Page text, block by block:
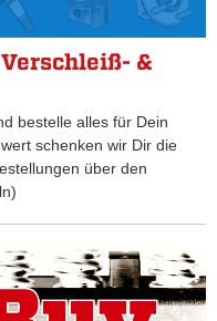
Verschleiß- &
bestelle alles für Dein
schenken wir Dir die
über den